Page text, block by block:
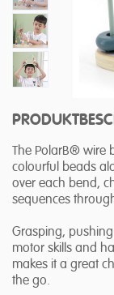
The PolarB® wire
colourful beads
over each bend,
sequences
Grasping,
motor skills and
makes it a great
the go.